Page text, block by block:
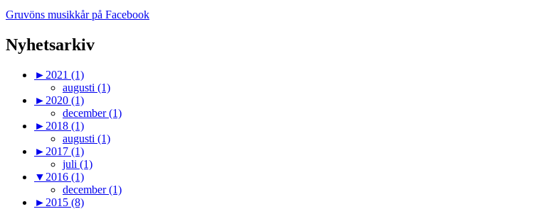
Gruvöns musikkår på Facebook
Nyhetsarkiv
► 2021 (1)
augusti (1)
► 2020 (1)
december (1)
► 2018 (1)
augusti (1)
► 2017 (1)
juli (1)
▼ 2016 (1)
december (1)
► 2015 (8)